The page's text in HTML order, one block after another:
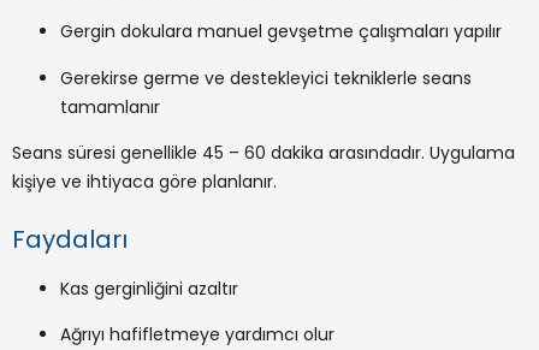
Gergin dokulara manuel gevşetme çalışmaları yapılır
Gerekirse germe ve destekleyici tekniklerle seans
tamamlanır
Seans süresi genellikle 45 – 60 dakika arasındadır. Uygulama
kişiye ve ihtiyaca göre planlanır.
Faydaları
Kas gerginliğini azaltır
Ağrıyı hafifletmeye yardımcı olur